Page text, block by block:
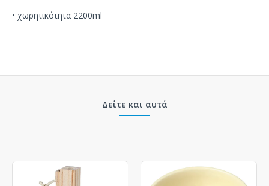
• χωρητικότητα 2200ml
Δείτε και αυτά